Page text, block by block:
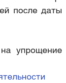
после даты
упрощение